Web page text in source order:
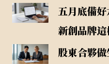
五月底備好
新創品牌
股東合夥